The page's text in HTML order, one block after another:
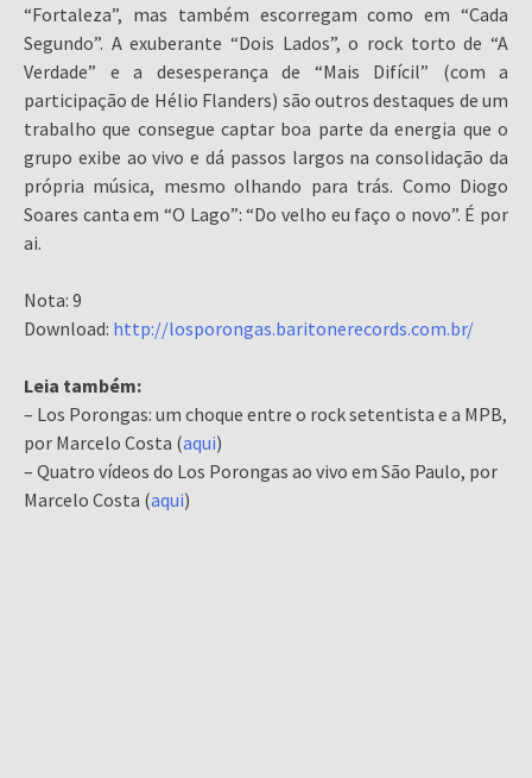
“Fortaleza”, mas também escorregam como em “Cada
Segundo”. A exuberante “Dois Lados”, o rock torto de “A
Verdade” e a desesperança de “Mais Difícil” (com a
participação de Hélio Flanders) são outros destaques de um
trabalho que consegue captar boa parte da energia que o
grupo exibe ao vivo e dá passos largos na consolidação da
própria música, mesmo olhando para trás. Como Diogo
Soares canta em “O Lago”: “Do velho eu faço o novo”. É por
ai.
Nota: 9
Download: http://losporongas.baritonerecords.com.br/
Leia também:
– Los Porongas: um choque entre o rock setentista e a MPB,
por Marcelo Costa (aqui)
– Quatro vídeos do Los Porongas ao vivo em São Paulo, por
Marcelo Costa (aqui)